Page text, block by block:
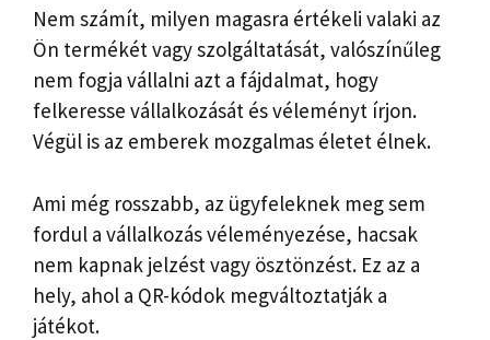
Nem számít, milyen magasra értékeli valaki az
Ön termékét vagy szolgáltatását, valószínűleg
nem fogja vállalni azt a fájdalmat, hogy
felkeresse vállalkozását és véleményt írjon.
Végül is az emberek mozgalmas életet élnek.
Ami még rosszabb, az ügyfeleknek meg sem
fordul a vállalkozás véleményezése, hacsak
nem kapnak jelzést vagy ösztönzést. Ez az a
hely, ahol a QR-kódok megváltoztatják a
játékot.